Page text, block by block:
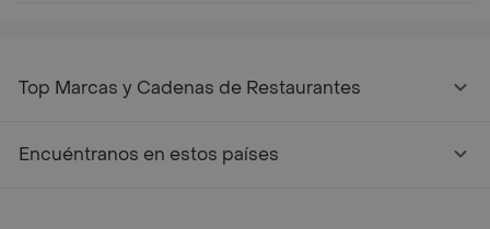
Top Marcas y Cadenas de Restaurantes
Encuéntranos en estos países